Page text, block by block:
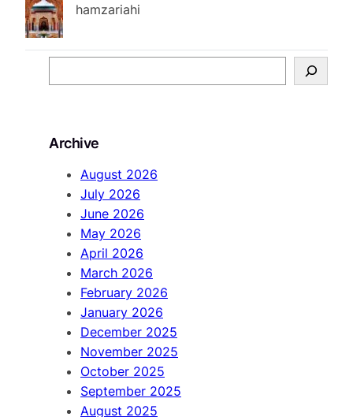
hamzariahi
e
c
Archive
August 2026
July 2026
June 2026
May 2026
April 2026
March 2026
February 2026
January 2026
December 2025
November 2025
October 2025
September 2025
August 2025